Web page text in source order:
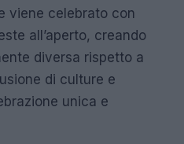
viene celebrato con
all’aperto, creando
diversa rispetto a
di culture e
unica e